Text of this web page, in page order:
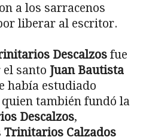
a los sarracenos
liberar al escritor.
Descalzos fue
el santo Juan Bautista
había estudiado
también fundó la
Descalzos,
Trinitarios Calzados